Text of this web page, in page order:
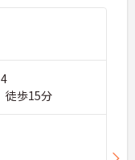
徒歩15分